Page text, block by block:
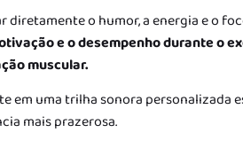
o humor, a energia e o
e o desempenho durante o
muscular.
em uma trilha sonora
mais prazerosa.